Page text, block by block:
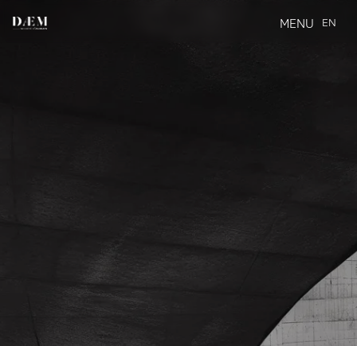
MENU
EN
DEPUIS 2004, DAEM ACCOMPAGNE LES SALARIÉS ET